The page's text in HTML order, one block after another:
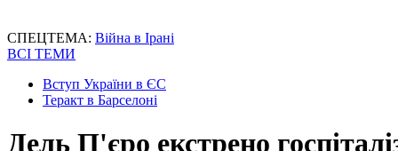
СПЕЦТЕМА: Війна в Ірані
ВСІ ТЕМИ
Вступ України в ЄС
Теракт в Барселоні
Дель П'єро екстрено